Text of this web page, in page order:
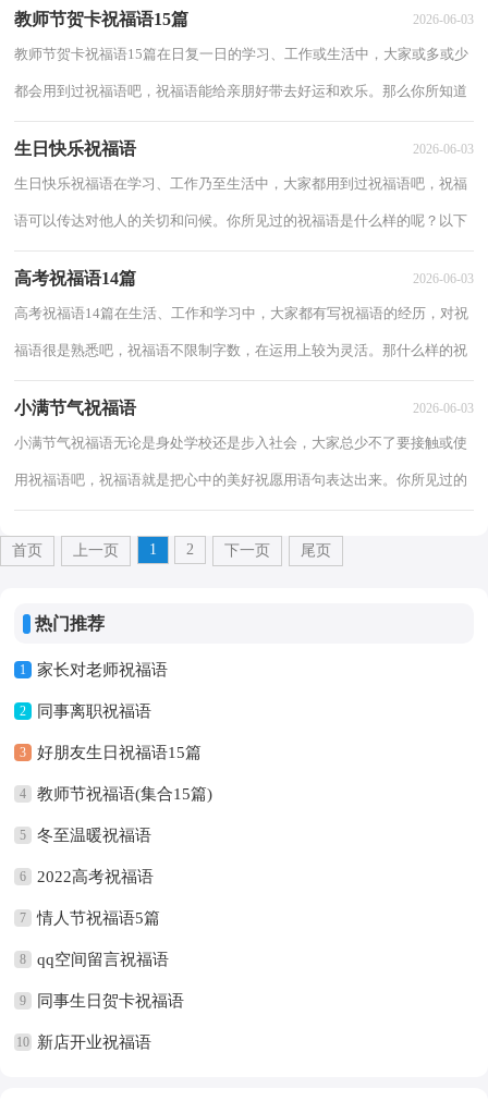
教师节贺卡祝福语15篇 2026-06-03
教师节贺卡祝福语15篇在日复一日的学习、工作或生活中，大家或多或少
都会用到过祝福语吧，祝福语能给亲朋好带去好运和欢乐。那么你所知道
生日快乐祝福语 2026-06-03
生日快乐祝福语在学习、工作乃至生活中，大家都用到过祝福语吧，祝福
语可以传达对他人的关切和问候。你所见过的祝福语是什么样的呢？以下
高考祝福语14篇 2026-06-03
高考祝福语14篇在生活、工作和学习中，大家都有写祝福语的经历，对祝
福语很是熟悉吧，祝福语不限制字数，在运用上较为灵活。那什么样的祝
小满节气祝福语 2026-06-03
小满节气祝福语无论是身处学校还是步入社会，大家总少不了要接触或使
用祝福语吧，祝福语就是把心中的美好祝愿用语句表达出来。你所见过的
首页 上一页 1 2 下一页 尾页
热门推荐
1 家长对老师祝福语
2 同事离职祝福语
3 好朋友生日祝福语15篇
4 教师节祝福语(集合15篇)
5 冬至温暖祝福语
6 2022高考祝福语
7 情人节祝福语5篇
8 qq空间留言祝福语
9 同事生日贺卡祝福语
10 新店开业祝福语